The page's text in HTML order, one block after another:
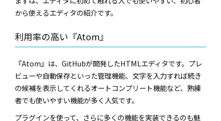
から使えるエディタの紹介です。
利用率の高い『Atom』
『Atom』は、GitHubが開発したHTMLエディタです。プレ
ビューや自動保存といった管理機能、文字を入力すれば続き
の候補を表示してくれるオートコンプリート機能など、熟練
者でも使いやすい機能が多く人気です。
プラグインを使って、さらに多くの機能を実装できるのも魅